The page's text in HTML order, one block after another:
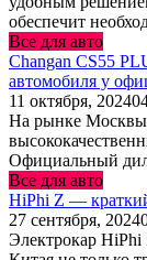
обеспечит
Все для авто
Changan CS55
автомобиля у
11 октября, 20240
На рынке Москвы
Официальный
Все для авто
HiPhi Z —
27 сентября, 2024
Электрокар HiPhi